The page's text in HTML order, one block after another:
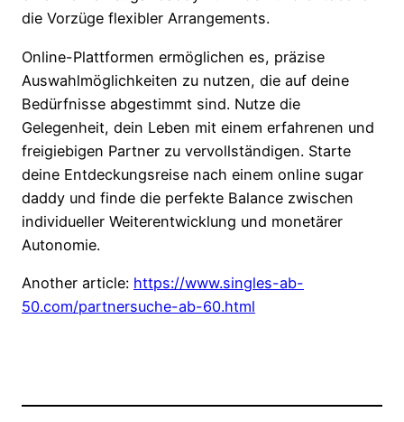
die Vorzüge flexibler Arrangements.
Online-Plattformen ermöglichen es, präzise
Auswahlmöglichkeiten zu nutzen, die auf deine
Bedürfnisse abgestimmt sind. Nutze die
Gelegenheit, dein Leben mit einem erfahrenen und
freigiebigen Partner zu vervollständigen. Starte
deine Entdeckungsreise nach einem online sugar
daddy und finde die perfekte Balance zwischen
individueller Weiterentwicklung und monetärer
Autonomie.
Another article: https://www.singles-ab-
50.com/partnersuche-ab-60.html